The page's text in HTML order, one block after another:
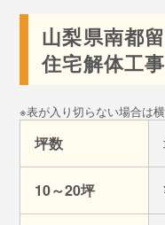
山梨県南都
住宅解体工
坪数
10～20坪